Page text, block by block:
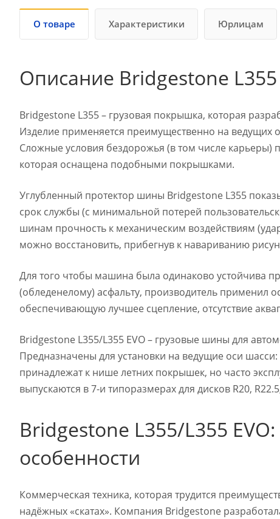
О товаре Характеристики Юрлицам
Описание Bridgestone L355
Bridgestone L355 – грузовая покрышка, которая
Изделие применяется преимущественно на ведущих
Сложные условия бездорожья (в том числе карьеры)
которая оснащена подобными покрышками.
Углубленный протектор шины Bridgestone L355
срок службы (с минимальной потерей
шинам прочность к механическим воздействиям
можно восстановить, прибегнув к навариванию
Для того чтобы машина была одинаково устойчива
(обледенелому) асфальту, производитель применил
обеспечивающую лучшее сцепление, отсутствие
Bridgestone L355/L355 EVO – грузовые шины для
Предназначены для установки на ведущие оси
принадлежат к нише летних покрышек, но часто
выпускаются в 7-и типоразмерах для дисков R20,
Bridgestone L355/L355
особенности
Коммерческая техника, которая трудится
надёжных «скатах». Компания Bridgestone